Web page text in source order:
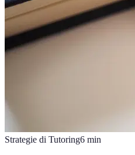
Strategie di Tutoring6 min